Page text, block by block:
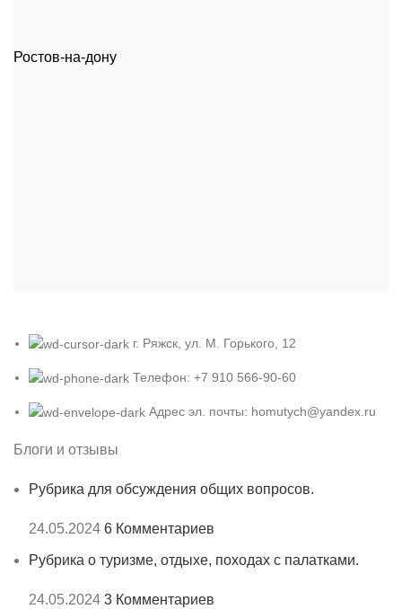
Ростов-на-дону
г. Ряжск, ул. М. Горького, 12
Телефон: +7 910 566-90-60
Адрес эл. почты: homutych@yandex.ru
Блоги и отзывы
Рубрика для обсуждения общих вопросов.
24.05.2024 6 Комментариев
Рубрика о туризме, отдыхе, походах с палатками.
24.05.2024 3 Комментариев